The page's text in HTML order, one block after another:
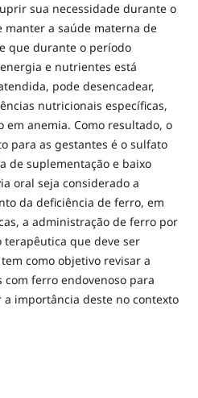
sua necessidade durante o
a saúde materna de
que durante o período
e nutrientes está
pode desencadear,
nutricionais específicas,
anemia. Como resultado, o
para as gestantes é o sulfato
de suplementação e baixo
oral seja considerado a
da deficiência de ferro, em
a administração de ferro por
que deve ser
como objetivo revisar a
ferro endovenoso para
importância deste no contexto